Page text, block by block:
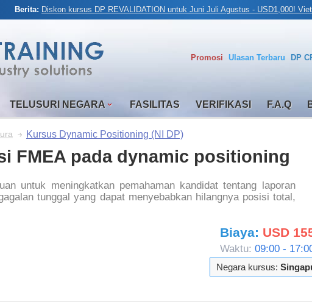
Berita: Diskon kursus DP REVALIDATION untuk Juni Juli Agustus - USD1,000!
Promosi Ulasan Terbaru DP
TELUSURI NEGARA FASILITAS VERIFIKASI F.A.Q
Kursus Dynamic Positioning (NI DP)
FMEA pada dynamic positioning
untuk meningkatkan pemahaman kandidat tentang laporan
tunggal yang dapat menyebabkan hilangnya posisi total,
Biaya: USD
Waktu:09:00 -
Negara kursus: